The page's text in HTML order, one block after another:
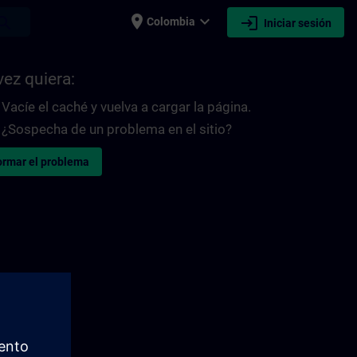
place Colombia expand_more login Iniciar sesión
quiera:
Vacíe el caché y vuelva a cargar la página.
¿Sospecha de un problema en el sitio?
el problema